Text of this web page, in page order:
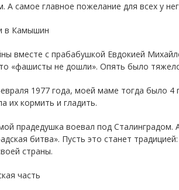
А самое главное пожелание для всех
в Камышин
вместе с прабабушкой Евдокией
«фашисты не дошли». Опять было
1977 года, моей маме тогда было 4
их кормить и гладить.
прадедушка воевал под
битва». Пусть это станет
страны.
часть